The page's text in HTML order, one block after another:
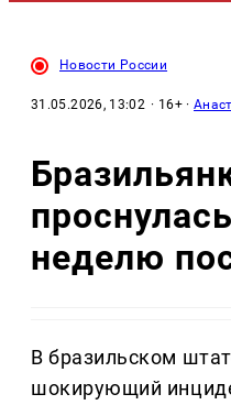
Новости России
31.05.2026, 13:02 · 16+ ·
неделю
В бразильском
шокирующий